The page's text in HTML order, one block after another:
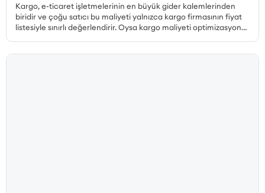
Kargo, e-ticaret işletmelerinin en büyük gider kalemlerinden
biridir ve çoğu satıcı bu maliyeti yalnızca kargo firmasının fiyat
listesiyle sınırlı değerlendirir. Oysa kargo maliyeti optimizasyonu